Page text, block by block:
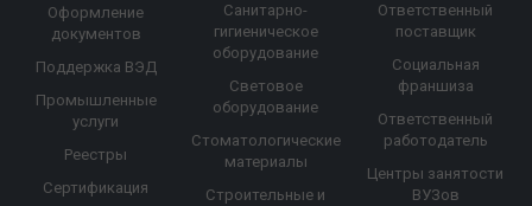
Оформление
документов
Поддержка ВЭД
Промышленные
услуги
Реестры
Сертификация
Санитарно-
гигиеническое
оборудование
Световое
оборудование
Стоматологические
материалы
Строительные и
Ответственный
поставщик
Социальная
франшиза
Ответственный
работодатель
Центры занятости
ВУЗов